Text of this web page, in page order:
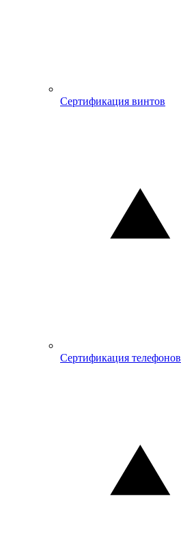
Сертификация винтов
Сертификация телефонов